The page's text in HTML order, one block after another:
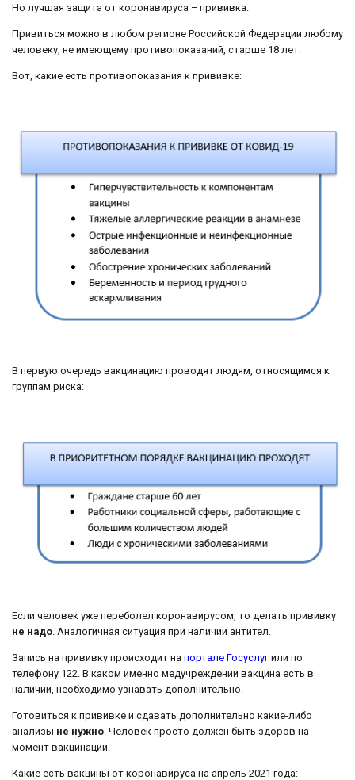
Но лучшая защита от коронавируса – прививка.
Привиться можно в любом регионе Российской Федерации любому
человеку, не имеющему противопоказаний, старше 18 лет.
Вот, какие есть противопоказания к прививке:
В первую очередь вакцинацию проводят людям, относящимся к
группам риска:
Если человек уже переболел коронавирусом, то делать прививку
не надо. Аналогичная ситуация при наличии антител.
Запись на прививку происходит на портале Госуслугили по
телефону 122. В каком именно медучреждении вакцина есть в
наличии, необходимо узнавать дополнительно.
Готовиться к прививке и сдавать дополнительно какие-либо
анализы не нужно . Человек просто должен быть здоров на
момент вакцинации.
Какие есть вакцины от коронавируса на апрель 2021 года: